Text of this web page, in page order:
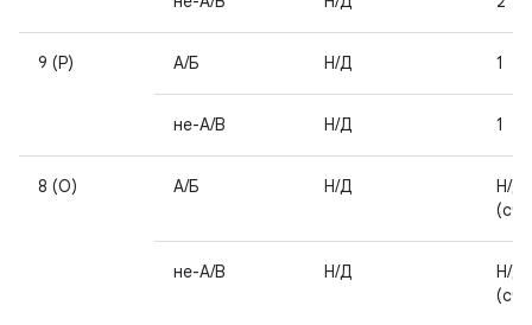
9 (P) А/Б Н/Д 1
не-А/В Н/Д 1
8 (О) А/Б Н/Д
Н/Д
не-А/В Н/Д
Н/Д